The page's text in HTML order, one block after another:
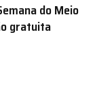
do Meio
gratuita